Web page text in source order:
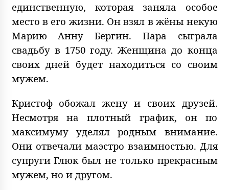
единственную, которая заняла особое
место в его жизни. Он взял в жёны некую
Марию Анну Бергин. Пара сыграла
свадьбу в 1750 году. Женщина до конца
своих дней будет находиться со своим
мужем.
Кристоф обожал жену и своих друзей.
Несмотря на плотный график, он по
максимуму уделял родным внимание.
Они отвечали маэстро взаимностью. Для
супруги Глюк был не только прекрасным
мужем, но и другом.